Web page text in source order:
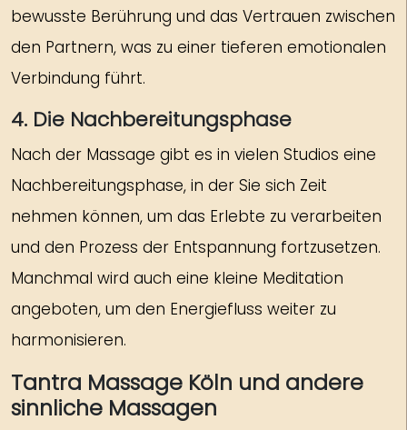
bewusste Berührung und das Vertrauen zwischen
den Partnern, was zu einer tieferen emotionalen
Verbindung führt.
4. Die Nachbereitungsphase
Nach der Massage gibt es in vielen Studios eine
Nachbereitungsphase, in der Sie sich Zeit
nehmen können, um das Erlebte zu verarbeiten
und den Prozess der Entspannung fortzusetzen.
Manchmal wird auch eine kleine Meditation
angeboten, um den Energiefluss weiter zu
harmonisieren.
Tantra Massage Köln und andere
sinnliche Massagen